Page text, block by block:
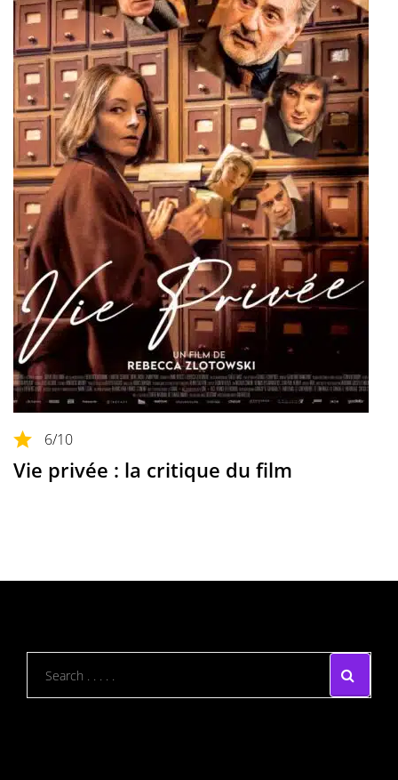
6/10
Vie privée : la critique du film